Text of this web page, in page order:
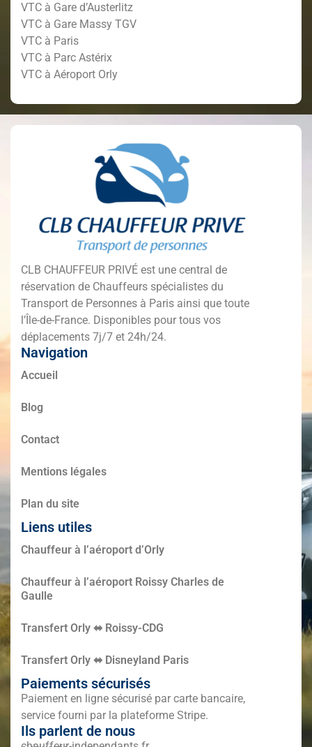
VTC à Gare d’Austerlitz
VTC à Gare Massy TGV
VTC à Paris
VTC à Parc Astérix
VTC à Aéroport Orly
CLB CHAUFFEUR PRIVÉ est une central de
réservation de Chauffeurs spécialistes du
Transport de Personnes à Paris ainsi que toute
l’Île-de-France. Disponibles pour tous vos
déplacements 7j/7 et 24h/24.
Navigation
Accueil
Blog
Contact
Mentions légales
Plan du site
Liens utiles
Chauffeur à l’aéroport d’Orly
Chauffeur à l’aéroport Roissy Charles de
Gaulle
Transfert Orly ⬌ Roissy-CDG
Transfert Orly ⬌ Disneyland Paris
Paiements sécurisés
Paiement en ligne sécurisé par carte bancaire,
service fourni par la plateforme Stripe.
Ils parlent de nous